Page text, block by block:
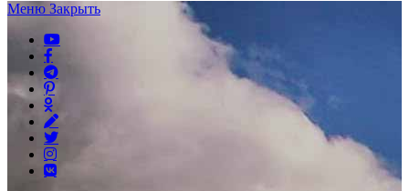
Меню Закрыть